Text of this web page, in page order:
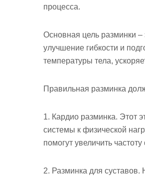
процесса.
Основная цель разминки –
улучшение гибкости и
температуры тела,
Правильная разминка
1. Кардио разминка. Этот
системы к физической
помогут увеличить
2. Разминка для